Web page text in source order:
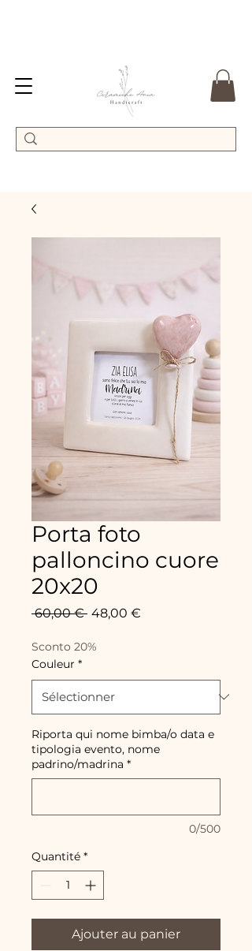
Porta foto
palloncino cuore
20x20
60,00 € Prix
48,00 €
Sconto 20%
Couleur *
Riporta qui nome bimba/o data e
tipologia evento, nome
padrino/madrina *
0/500
Quantité *
Ajouter au panier